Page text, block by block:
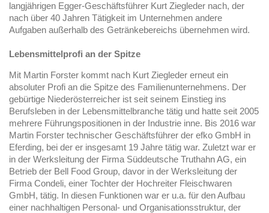
langjährigen Egger-Geschäftsführer Kurt Ziegleder nach, der
nach über 40 Jahren Tätigkeit im Unternehmen andere
Aufgaben außerhalb des Getränkebereichs übernehmen wird.
Lebensmittelprofi an der Spitze
Mit Martin Forster kommt nach Kurt Ziegleder erneut ein
absoluter Profi an die Spitze des Familienunternehmens. Der
gebürtige Niederösterreicher ist seit seinem Einstieg ins
Berufsleben in der Lebensmittelbranche tätig und hatte seit 2005
mehrere Führungspositionen in der Industrie inne. Bis 2016 war
Martin Forster technischer Geschäftsführer der efko GmbH in
Eferding, bei der er insgesamt 19 Jahre tätig war. Zuletzt war er
in der Werksleitung der Firma Süddeutsche Truthahn AG, ein
Betrieb der Bell Food Group, davor in der Werksleitung der
Firma Condeli, einer Tochter der Hochreiter Fleischwaren
GmbH, tätig. In diesen Funktionen war er u.a. für den Aufbau
einer nachhaltigen Personal- und Organisationsstruktur, der